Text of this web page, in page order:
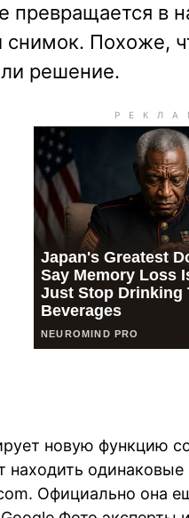
превращается в
Похоже,
решение.
новую функцию
находить
Официально она